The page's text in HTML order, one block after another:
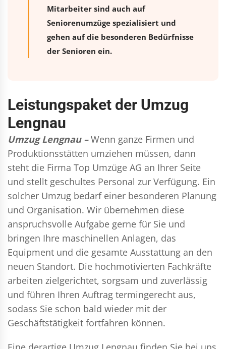
Mitarbeiter sind auch auf
Seniorenumzüge spezialisiert und
gehen auf die besonderen Bedürfnisse
der Senioren ein.
Leistungspaket der Umzug
Lengnau
Umzug Lengnau – Wenn ganze Firmen und
Produktionsstätten umziehen müssen, dann
steht die Firma Top Umzüge AG an Ihrer Seite
und stellt geschultes Personal zur Verfügung. Ein
solcher Umzug bedarf einer besonderen Planung
und Organisation. Wir übernehmen diese
anspruchsvolle Aufgabe gerne für Sie und
bringen Ihre maschinellen Anlagen, das
Equipment und die gesamte Ausstattung an den
neuen Standort. Die hochmotivierten Fachkräfte
arbeiten zielgerichtet, sorgsam und zuverlässig
und führen Ihren Auftrag termingerecht aus,
sodass Sie schon bald wieder mit der
Geschäftstätigkeit fortfahren können.